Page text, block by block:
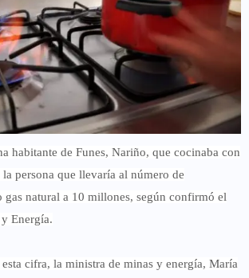
habitante de Funes, Nariño, que cocinaba con
persona que llevaría al número de
gas natural a 10 millones, según confirmó el
Energía.
cifra, la ministra de minas y energía, María